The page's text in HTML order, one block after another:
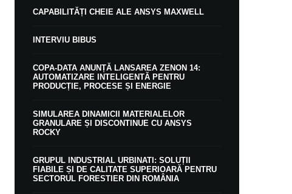
CAPABILITĂȚI CHEIE ALE ANSYS MAXWELL
INTERVIU BIBUS
COPA-DATA ANUNȚĂ LANSAREA ZENON 14:
AUTOMATIZARE INTELIGENTĂ PENTRU
PRODUCȚIE, PROCESE ȘI ENERGIE
SIMULAREA DINAMICII MATERIALELOR
GRANULARE ȘI DISCONTINUE CU ANSYS
ROCKY
GRUPUL INDUSTRIAL URBINATI: SOLUȚII
FIABILE ȘI DE CALITATE SUPERIOARĂ PENTRU
SECTORUL FORESTIER DIN ROMÂNIA